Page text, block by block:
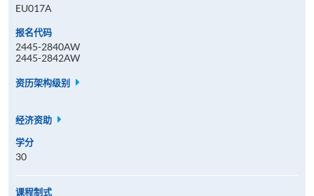
EU017A
报名代码
2445-2840AW
2445-2842AW
资历架构级别
经济资助
学分
30
课程制式